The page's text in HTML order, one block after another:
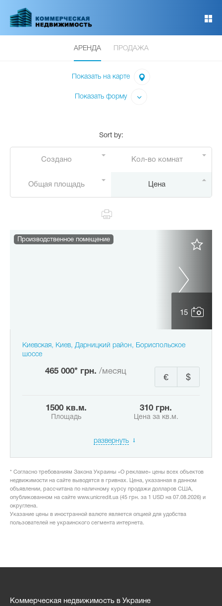
основному
АРЕНДА ПРОДАЖА
Показать на карте
Показать форму
Sort by:
Создано Кол-во комнат
Общая площадь Цена
15
Производственное помещение
Киевская, Киев, Дарницкий район, Бориспольское
шоссе
465 000* грн. /месяц
$
€
1500 кв.м.
Площадь
310 грн.
Цена за кв.м.
развернуть
* Согласно требованиям Закона Украины «О рекламе» цены всех объектов
недвижимости на сайте выводятся в гривнах. Цена, указанная в данном
объявлении, рассчитана по наличному курсу продажи долларов США,
опубликованном на сайте www.unicredit.ua (45 грн. за 1 USD на 07.08.2026) и
округлена.
Указание цены в иностранной валюте является опцией для удобства
пользователей не украинского сегмента интернета.
Коммерческая недвижимость в Украине